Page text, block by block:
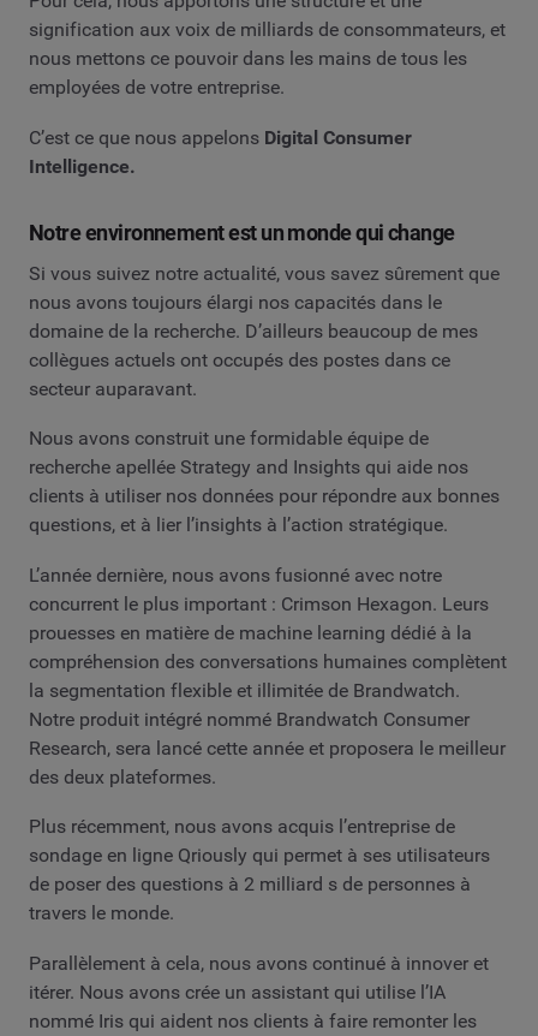
signification aux voix de milliards de consommateurs, et
nous mettons ce pouvoir dans les mains de tous les
employées de votre entreprise.
C’est ce que nous appelons Digital Consumer
Intelligence.
Notre environnement est un monde qui change
Si vous suivez notre actualité, vous savez sûrement que
nous avons toujours élargi nos capacités dans le
domaine de la recherche. D’ailleurs beaucoup de mes
collègues actuels ont occupés des postes dans ce
secteur auparavant.
Nous avons construit une formidable équipe de
recherche apellée Strategy and Insights qui aide nos
clients à utiliser nos données pour répondre aux bonnes
questions, et à lier l’insights à l’action stratégique.
L’année dernière, nous avons fusionné avec notre
concurrent le plus important : Crimson Hexagon. Leurs
prouesses en matière de machine learning dédié à la
compréhension des conversations humaines complètent
la segmentation flexible et illimitée de Brandwatch.
Notre produit intégré nommé Brandwatch Consumer
Research, sera lancé cette année et proposera le meilleur
des deux plateformes.
Plus récemment, nous avons acquis l’entreprise de
sondage en ligne Qriously qui permet à ses utilisateurs
de poser des questions à 2 milliard s de personnes à
travers le monde.
Parallèlement à cela, nous avons continué à innover et
itérer. Nous avons crée un assistant qui utilise l’IA
nommé Iris qui aident nos clients à faire remonter les